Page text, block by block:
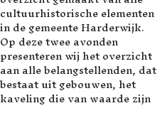
cultuurhistorische elementen
in de gemeente Harderwijk.
Op deze twee avonden
presenteren wij het overzicht
aan alle belangstellenden, dat
bestaat uit gebouwen, het
die van waarde zijn